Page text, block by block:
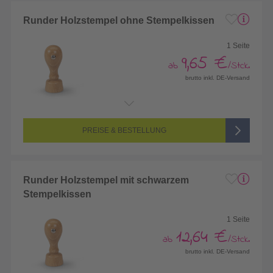
Runder Holzstempel ohne Stempelkissen
1 Seite
ab 9,65 €/Stck.
brutto inkl. DE-Versand
Seitenanzahl: 1-seitig (Vorderseite bedruckt, Rückseite unbedruckt)
1/0-farbig (schwarz/weiß bedruckt)
PREISE & BESTELLUNG
Runder Holzstempel mit schwarzem
Stempelkissen
1 Seite
ab 12,64 €/Stck.
brutto inkl. DE-Versand